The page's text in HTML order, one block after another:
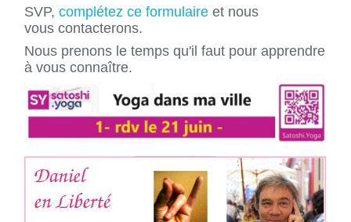
SVP, complétez ce formulaire et nous
vous contacterons.
Nous prenons le temps qu'il faut pour apprendre
à vous connaître.